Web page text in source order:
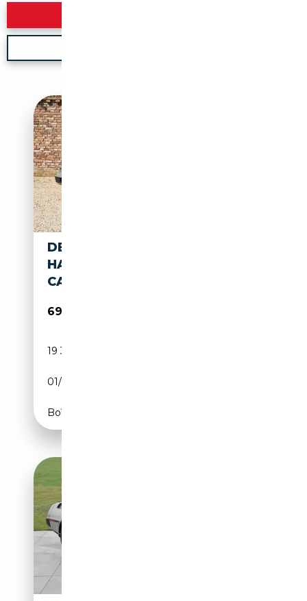
DELOREAN DMC-12 "TIME
HASN'T CAUGHT UP WITH THE
CAR" FAMOUS FOR IT
69 950€
19 339 km
01/1981
Boîte automatique